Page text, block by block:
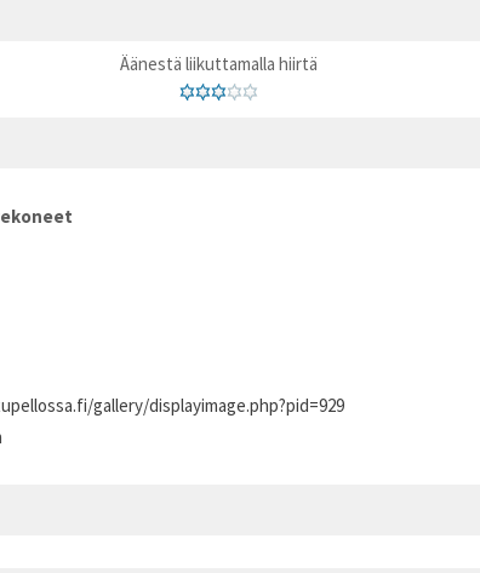
Äänestä liikuttamalla hiirtä
gallery/displayimage.php?pid=929